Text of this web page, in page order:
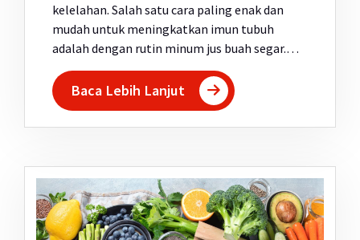
kelelahan. Salah satu cara paling enak dan
mudah untuk meningkatkan imun tubuh
adalah dengan rutin minum jus buah segar.…
Baca Lebih Lanjut